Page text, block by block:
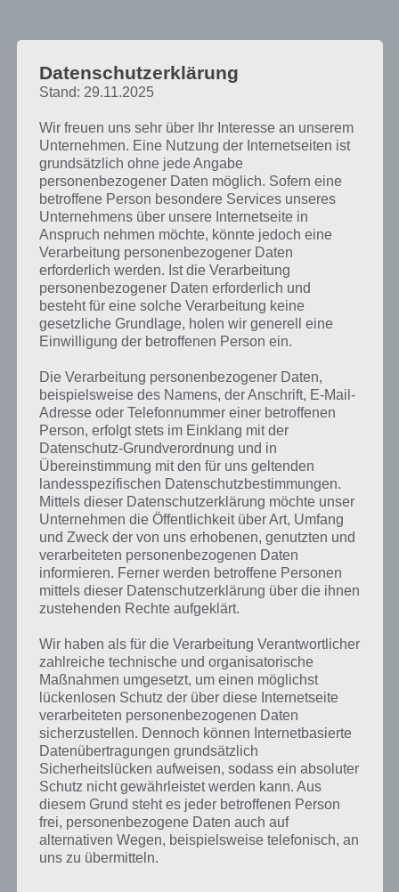
Wordalot
Level
Wordalot Lösung
Level 249
Zukunft, Stadt, fuenfzig, Schwebebahn, Hochhaus,
Ufo, fliegen, Baeume
Level 250
Fahrer, Flugzeug, Sonne, Rad, Zeitung, Polizist,
Gehweg, warten, lesen, Koffer
Level 251
Zigarette, Stapel, Papiere, Schachtel, kleckern,
tippen, Jalousie, Flasche, Stift
Level 252
Haus, Drachen, Fantasie, Rosaelefant, Mond, Junge,
Klavier, Giraffe, sitzen, lesen, Sonne
Level 253
Kissen, Struempfe, Decke, Rotesauto, Bett,
Spielzeug, Teppich, Schuhe
Level 254
Reisebus, Tag, Haus, Sonne, Berge, Mond, Ballon,
Sterne, Gebaeude, Nacht, Baeume, Wasser
Level 255
Bilderrahmen, Ordner, Meditation, Jalousien, Frau,
Decke, Boden, Sofas
Level 256
Schwein, Moench, Puzzlespiel, Strand, schmelzen,
Eruption, Blasen, Vulkan
Level 257
Garten, Gras, Zwerge
Level 258
Glaskolben, Kappe, Schlittschuh, Ledersofa,
Rucksack, Strohhut, Becher
Level 259
Notebook, Handy, Becher, Papiere, Ziegelwand,
Tisch, Laptop, Meeting, Uhr
Level 260
Baeume, Berge, Schiffe, Bucht, Seilbahn, Aussicht,
Huegel
Datenschutzerklärung
Stand: 29.11.2025
Wir freuen uns sehr über Ihr Interesse an unserem
Unternehmen. Eine Nutzung der Internetseiten ist
grundsätzlich ohne jede Angabe
personenbezogener Daten möglich. Sofern eine
betroffene Person besondere Services unseres
Unternehmens über unsere Internetseite in
Anspruch nehmen möchte, könnte jedoch eine
Verarbeitung personenbezogener Daten
erforderlich werden. Ist die Verarbeitung
personenbezogener Daten erforderlich und
besteht für eine solche Verarbeitung keine
gesetzliche Grundlage, holen wir generell eine
Einwilligung der betroffenen Person ein.
Die Verarbeitung personenbezogener Daten,
beispielsweise des Namens, der Anschrift, E-Mail-
Adresse oder Telefonnummer einer betroffenen
Person, erfolgt stets im Einklang mit der
Datenschutz-Grundverordnung und in
Übereinstimmung mit den für uns geltenden
landesspezifischen Datenschutzbestimmungen.
Mittels dieser Datenschutzerklärung möchte unser
Unternehmen die Öffentlichkeit über Art, Umfang
und Zweck der von uns erhobenen, genutzten und
verarbeiteten personenbezogenen Daten
informieren. Ferner werden betroffene Personen
mittels dieser Datenschutzerklärung über die ihnen
zustehenden Rechte aufgeklärt.
Wir haben als für die Verarbeitung Verantwortlicher
zahlreiche technische und organisatorische
Maßnahmen umgesetzt, um einen möglichst
lückenlosen Schutz der über diese Internetseite
verarbeiteten personenbezogenen Daten
sicherzustellen. Dennoch können Internetbasierte
Datenübertragungen grundsätzlich
Sicherheitslücken aufweisen, sodass ein absoluter
Schutz nicht gewährleistet werden kann. Aus
diesem Grund steht es jeder betroffenen Person
frei, personenbezogene Daten auch auf
alternativen Wegen, beispielsweise telefonisch, an
uns zu übermitteln.